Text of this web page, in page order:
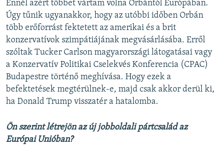
Ennél azért többet vártam volna Orbántól Európában.
Úgy tűnik ugyanakkor, hogy az utóbbi időben Orbán
több erőforrást fektetett az amerikai és a brit
konzervatívok szimpátiájának megvásárlásába. Erről
szóltak Tucker Carlson magyarországi látogatásai vagy
a Konzervatív Politikai Cselekvés Konferencia (CPAC)
Budapestre történő meghívása. Hogy ezek a
befektetések megtérülnek-e, majd csak akkor derül ki,
ha Donald Trump visszatér a hatalomba.
Ön szerint létrejön az új jobboldali pártcsalád az
Európai Unióban?